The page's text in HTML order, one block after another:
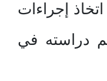
إجراءات
دراسته في